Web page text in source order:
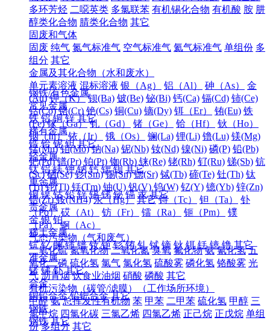
多环芳烃 二噁英类 多氯联苯 有机锡化合物 有机酸 胺 肼
醇类化合物 腈类化合物 其它
固废和气体
固废 纯气 氮气标准气 空气标准气 氦气标准气 单组份 多
组分 其它
金属及其化合物（水和废水）
单元素溶液 混标溶液 银（Ag） 铝（Al） 砷（As）
金
(Au) 钾（K） 钡(Ba) 铍(Be) 铋(Bi) 钙(Ca) 镉(Cd) 铈(Ce)
钴(Co) 铬(Cr) 铯(Cs) 铜(Cu) 镝(Dy) 铒（Er） 铕(Eu) 铁
(Fe) 镓（Ga） 钆（Gd） 锗（Ge） 铪（Hf）
钬（Ho）
铟（In） 铱（Ir） 锇（Os） 镧(La) 锂(Li) 镥(Lu) 镁(Mg)
锰(Mn) 钼(Mo) 钠(Na) 铌(Nb) 钕(Nd) 镍(Ni) 磷(P) 铅(Pb)
钯(Pd) 镨(Pr) 铂(Pt) 铷(Rb) 铼(Re) 铑(Rh) 钌(Ru) 锑(Sb) 钪
(Sc) 硒(Se) 钐(Sm) 锡(Sn) 锶(Sr) 铽(Tb) 碲(Te) 钍(Th) 钛
(Ti) 铊(Tl) 铥(Tm) 铀(U) 钒(V) 钨(W) 钇(Y) 镱(Yb) 锌(Zn)
锆(Zr) 铵(NH4) 汞（Hg） 其它 锝（Tc） 钽（Ta）
钋
（Po） 砹（At） 钫（Fr） 镭（Ra） 钷（Pm）
镤
（Pa） 锕（Ac）
气态污染物（气和废气）
二氧化硫 氮氧化物 二氧化氮 臭氧 氟化物 氨 氰化氢 五
氧化二磷 硫化氢 氯气 氯化氢 硫酸雾 磷化氢 铬酸雾 光
气 沥青烟 饮食业油烟 硝酸 磷酸 其它
有机污染物（碳管/滤膜）（工作场所环境）
甲醛 氨 总挥发性有机物 苯 甲苯 二甲苯 硫化氢 甲醇 三
氯甲烷 四氯化碳 三氯乙烯 四氯乙烯 正己烷 正戊烷 单组
份 多组分 其它
钢铁/有色金属
常见金属
铁 铝 铜 锌 其它
稀有金属
锆 铪 铌 钽 其它
轻金属
钛 铝 镁 钾 钠 钙 锶 钡 其它
重金属
铜 镍 钴 铅 锌 锡 锑 铋 镉 汞 其它
贵金属
金 银 铂
稀土金属
钪 钇 镧 铈 镨 钕 钷 钐 铕 钆 铽 镝 钬 铒 铥 镱 镥 其它
准金属
锗 锑 钋 其它
合金
铜铅合金 铅钯合金 其它
钢铁
钢铁 其它